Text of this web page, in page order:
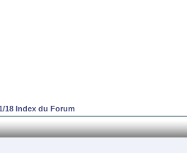
18 Index du Forum